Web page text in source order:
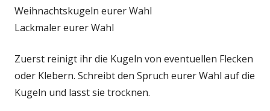
Weihnachtskugeln eurer Wahl
Lackmaler eurer Wahl
Zuerst reinigt ihr die Kugeln von eventuellen Flecken
oder Klebern. Schreibt den Spruch eurer Wahl auf die
Kugeln und lasst sie trocknen.